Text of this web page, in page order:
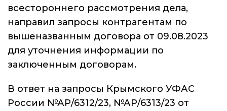
всестороннего рассмотрения дела,
направил запросы контрагентам по
вышеназванным договора от 09.08.2023
для уточнения информации по
заключенным договорам.
В ответ на запросы Крымского УФАС
России №АР/6312/23, №АР/6313/23 от